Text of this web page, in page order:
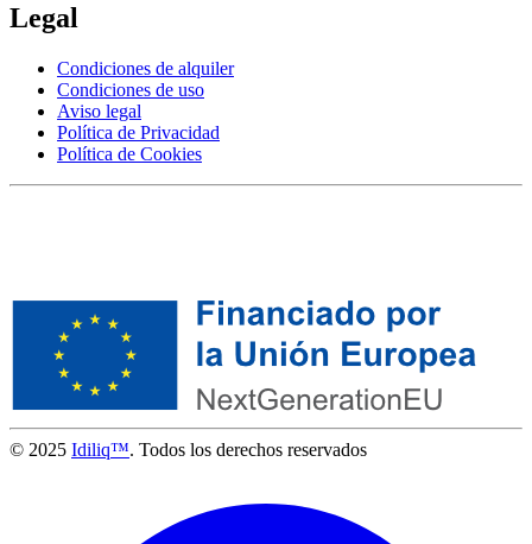
Legal
Condiciones de alquiler
Condiciones de uso
Aviso legal
Política de Privacidad
Política de Cookies
© 2025 Idiliq™. Todos los derechos reservados